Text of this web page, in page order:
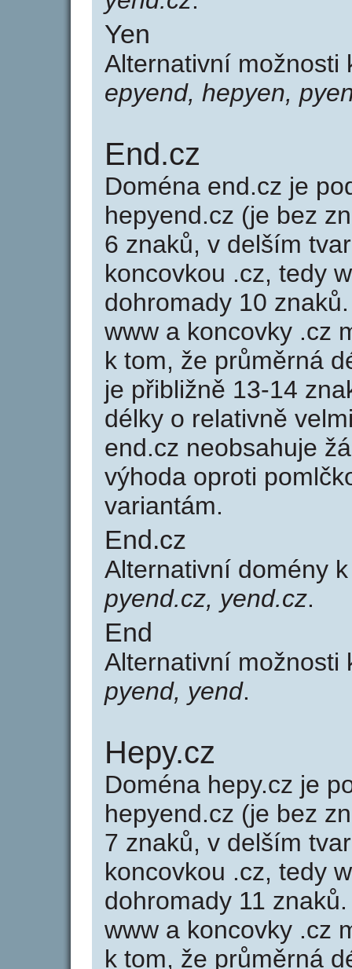
Yen
Alternativní možnosti
epyend, hepyen,
End.cz
Doména end.cz je
hepyend.cz (je bez
6 znaků, v delším
koncovkou .cz, tedy
dohromady 10
www a koncovky .cz
k tom, že průměrná
je přibližně 13-14
délky o relativně
end.cz neobsahuje
výhoda oproti
variantám.
End.cz
Alternativní domény
pyend.cz, yend.cz.
End
Alternativní
pyend, yend.
Hepy.cz
Doména hepy.cz je
hepyend.cz (je bez
7 znaků, v delším
koncovkou .cz, tedy
dohromady 11
www a koncovky .cz
k tom, že průměrná